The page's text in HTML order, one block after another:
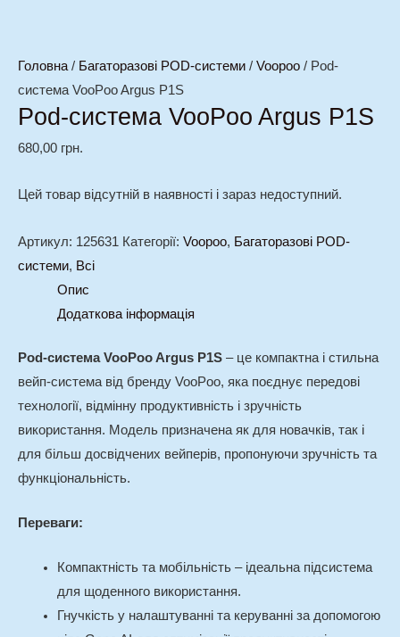
Головна/ Багаторазові POD-системи / Voopoo / Pod-
система VooPoo Argus P1S
Pod-система VooPoo Argus P1S
680,00 грн.
Цей товар відсутній в наявності і зараз недоступний.
Артикул: 125631 Категорії: Voopoo, Багаторазові POD-
системи, Всі
Опис
Додаткова інформація
Pod-система VooPoo Argus P1S – це компактна і стильна
вейп-система від бренду VooPoo, яка поєднує передові
технології, відмінну продуктивність і зручність
використання. Модель призначена як для новачків, так і
для більш досвідчених вейперів, пропонуючи зручність та
функціональність.
Переваги:
Компактність та мобільність – ідеальна підсистема
для щоденного використання.
Гнучкість у налаштуванні та керуванні за допомогою